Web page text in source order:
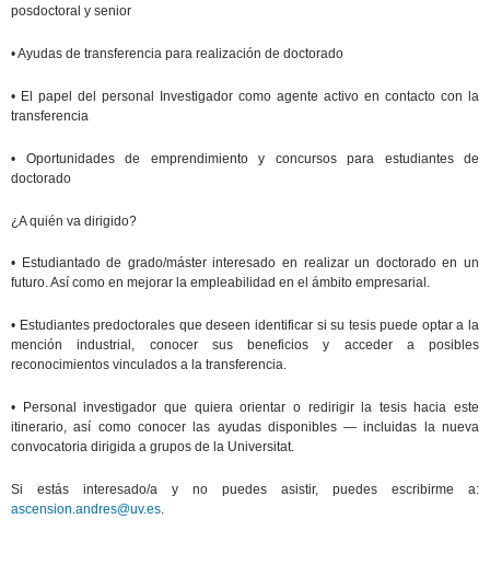
posdoctoral y senior
• Ayudas de transferencia para realización de doctorado
• El papel del personal Investigador como agente activo en contacto con la
transferencia
• Oportunidades de emprendimiento y concursos para estudiantes de
doctorado
¿A quién va dirigido?
• Estudiantado de grado/máster interesado en realizar un doctorado en un
futuro. Así como en mejorar la empleabilidad en el ámbito empresarial.
• Estudiantes predoctorales que deseen identificar si su tesis puede optar a la
mención industrial, conocer sus beneficios y acceder a posibles
reconocimientos vinculados a la transferencia.
• Personal investigador que quiera orientar o redirigir la tesis hacia este
itinerario, así como conocer las ayudas disponibles — incluidas la nueva
convocatoria dirigida a grupos de la Universitat.
Si estás interesado/a y no puedes asistir, puedes escribirme a:
ascension.andres@uv.es.